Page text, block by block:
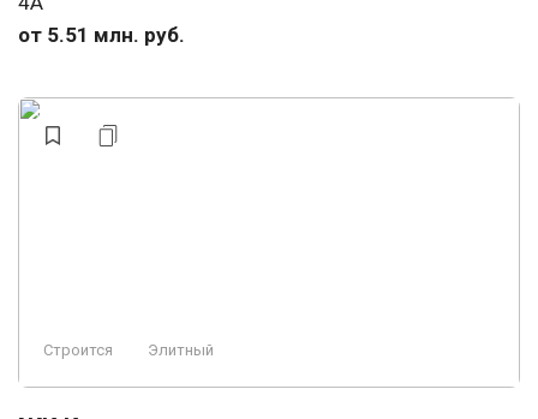
от 5.51 млн. руб.
Строится Элитный